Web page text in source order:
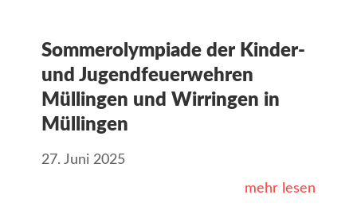
Sommerolympiade der Kinder-
und Jugendfeuerwehren
Müllingen und Wirringen in
Müllingen
27. Juni 2025
mehr lesen